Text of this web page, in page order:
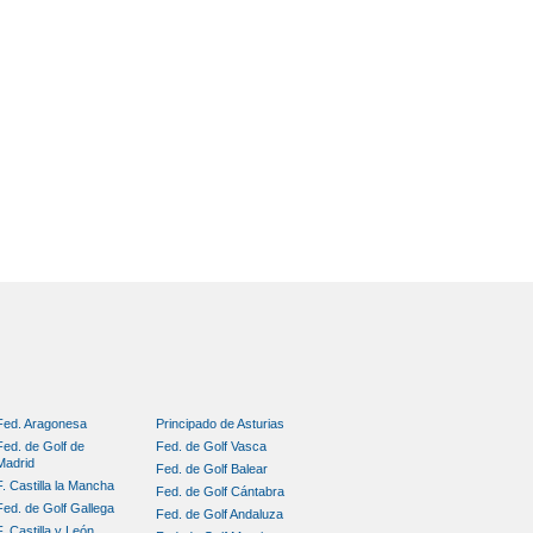
Aragonesa
de Golf de
Castilla la Mancha
de Golf Gallega
Principado de Asturias
Fed. de Golf Vasca
Fed. de Golf Balear
Fed. de Golf Cántabra
Fed. de Golf Andaluza